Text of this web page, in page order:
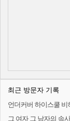
최근 방문자 기록
언더커버 하이스쿨
그 여자 그 남자의 속